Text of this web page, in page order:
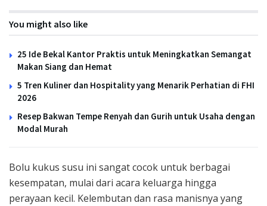
You might also like
25 Ide Bekal Kantor Praktis untuk Meningkatkan Semangat
Makan Siang dan Hemat
5 Tren Kuliner dan Hospitality yang Menarik Perhatian di FHI
2026
Resep Bakwan Tempe Renyah dan Gurih untuk Usaha dengan
Modal Murah
Bolu kukus susu ini sangat cocok untuk berbagai
kesempatan, mulai dari acara keluarga hingga
perayaan kecil. Kelembutan dan rasa manisnya yang